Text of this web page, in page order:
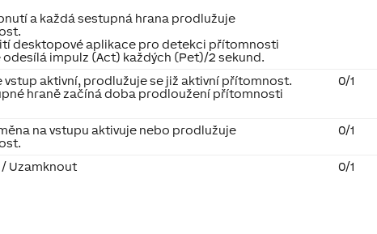
a každá sestupná hrana prodlužuje
desktopové aplikace pro detekci přítomnosti
impulz (Act) každých (Pet)/2 sekund.
vstup aktivní, prodlužuje se již aktivní přítomnost.
hraně začíná doba prodloužení přítomnosti
0/1
na vstupu aktivuje nebo prodlužuje
0/1
Uzamknout 0/1